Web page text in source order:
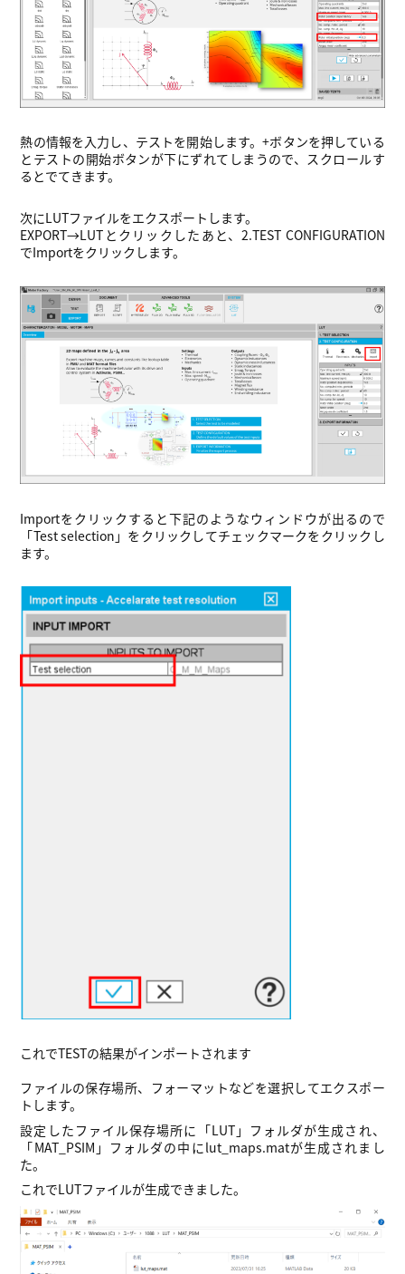
熱の情報を入力し、テストを開始します。+ボタンを押している
とテストの開始ボタンが下にずれてしまうので、スクロールす
るとでてきます。
次にLUTファイルをエクスポートします。
EXPORT→LUTとクリックしたあと、2.TEST CONFIGURATION
でImportをクリックします。
Importをクリックすると下記のようなウィンドウが出るので
「Test selection」をクリックしてチェックマークをクリックし
ます。
これでTESTの結果がインポートされます
ファイルの保存場所、フォーマットなどを選択してエクスポー
トします。
設定したファイル保存場所に「LUT」フォルダが生成され、
「MAT_PSIM」フォルダの中にlut_maps.matが生成されまし
た。
これでLUTファイルが生成できました。